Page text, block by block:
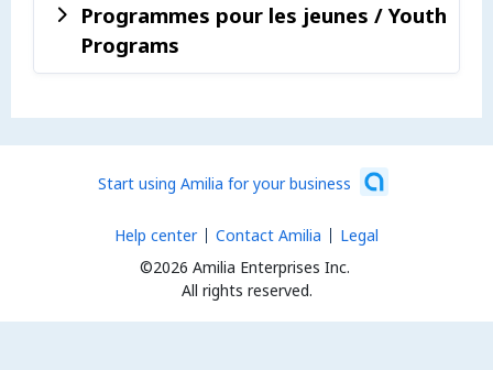
Programmes pour les jeunes / Youth
Programs
Start using Amilia for your business
©2026 Amilia Enterprises Inc.
All rights reserved.
Help center Contact Amilia Legal